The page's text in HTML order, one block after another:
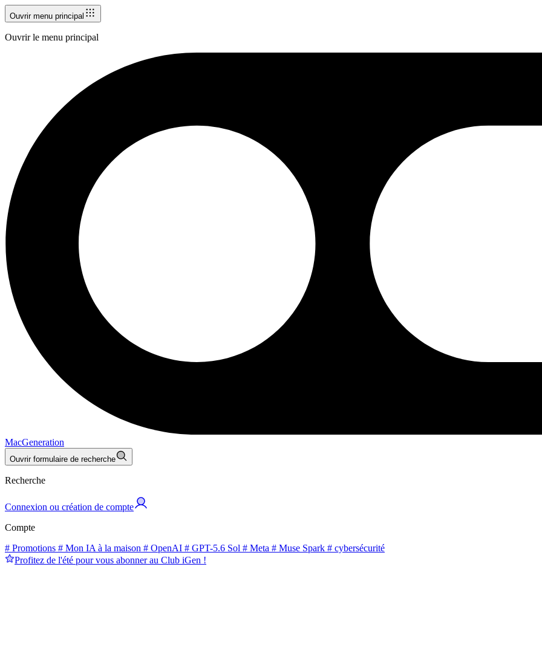
Ouvrir menu principal
Ouvrir le menu principal
MacGeneration
Ouvrir formulaire de recherche
Recherche
Connexion ou création de compte
Compte
# Promotions # Mon IA à la maison # OpenAI # GPT-5.6 Sol # Meta # Muse Spark # cybersécurité
Profitez de l'été pour vous abonner au Club iGen !